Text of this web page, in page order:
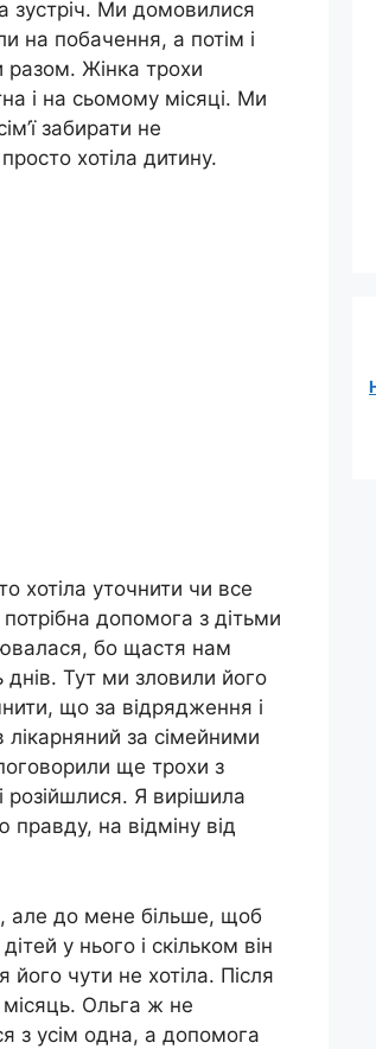
зустріч. Ми домовилися
на побачення, а потім і
разом. Жінка трохи
і на сьомому місяці. Ми
забирати не
хотіла дитину.
хотіла уточнити чи все
допомога з дітьми
бо щастя нам
Тут ми зловили його
що за відрядження і
лікарняний за сімейними
ще трохи з
Я вирішила
на відміну від
але до мене більше, щоб
у нього і скільком він
чути не хотіла. Після
місяць. Ольга ж не
з усім одна, а допомога